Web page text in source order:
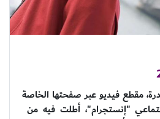
مقطع فيديو عبر صفحتها الخاصة
"إنستجرام"، أطلت فيه من